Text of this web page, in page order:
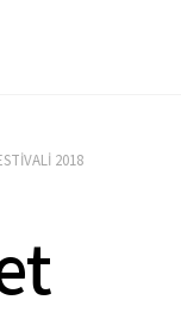
2018